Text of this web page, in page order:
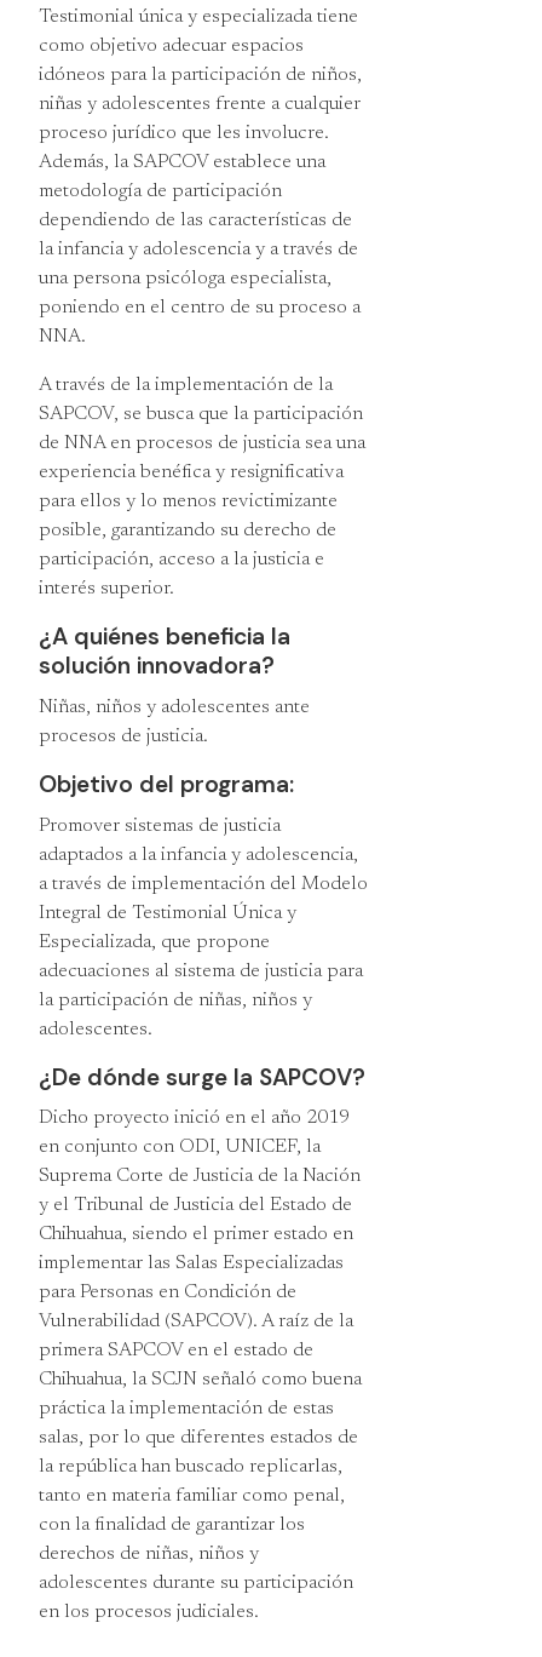
Testimonial única y especializada tiene
como objetivo adecuar espacios
idóneos para la participación de niños,
niñas y adolescentes frente a cualquier
proceso jurídico que les involucre.
Además, la SAPCOV establece una
metodología de participación
dependiendo de las características de
la infancia y adolescencia y a través de
una persona psicóloga especialista,
poniendo en el centro de su proceso a
NNA.
A través de la implementación de la
SAPCOV, se busca que la participación
de NNA en procesos de justicia sea una
experiencia benéfica y resignificativa
para ellos y lo menos revictimizante
posible, garantizando su derecho de
participación, acceso a la justicia e
interés superior.
¿A quiénes beneficia la
solución innovadora?
Niñas, niños y adolescentes ante
procesos de justicia.
Objetivo del programa:
Promover sistemas de justicia
adaptados a la infancia y adolescencia,
a través de implementación del Modelo
Integral de Testimonial Única y
Especializada, que propone
adecuaciones al sistema de justicia para
la participación de niñas, niños y
adolescentes.
¿De dónde surge la SAPCOV?
Dicho proyecto inició en el año 2019
en conjunto con ODI, UNICEF, la
Suprema Corte de Justicia de la Nación
y el Tribunal de Justicia del Estado de
Chihuahua, siendo el primer estado en
implementar las Salas Especializadas
para Personas en Condición de
Vulnerabilidad (SAPCOV). A raíz de la
primera SAPCOV en el estado de
Chihuahua, la SCJN señaló como buena
práctica la implementación de estas
salas, por lo que diferentes estados de
la república han buscado replicarlas,
tanto en materia familiar como penal,
con la finalidad de garantizar los
derechos de niñas, niños y
adolescentes durante su participación
en los procesos judiciales.